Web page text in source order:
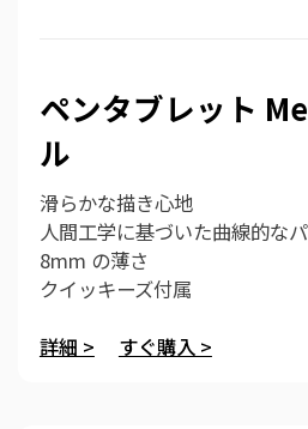
ペンタブレット
ル
滑らかな描き心地
人間工学に基づいた曲線的な
8mm の薄さ
クイッキーズ付属
詳細 > すぐ購入 >